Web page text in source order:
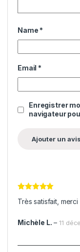
Name *
Email *
Enregistrer
navigateur
5
Très satisfait,
Michèle L. –11